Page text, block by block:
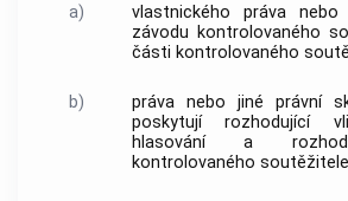
a)
vlastnického práva
závodu kontrolovaného
části kontrolovaného
b)
práva nebo jiné právní
poskytují rozhodující
hlasování a
kontrolovaného soutěžitele